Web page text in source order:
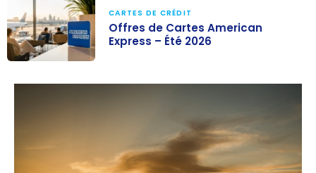
Cartes
Express – Été
CARTES DE CRÉDIT
Offres de Cartes American
Express – Été 2026